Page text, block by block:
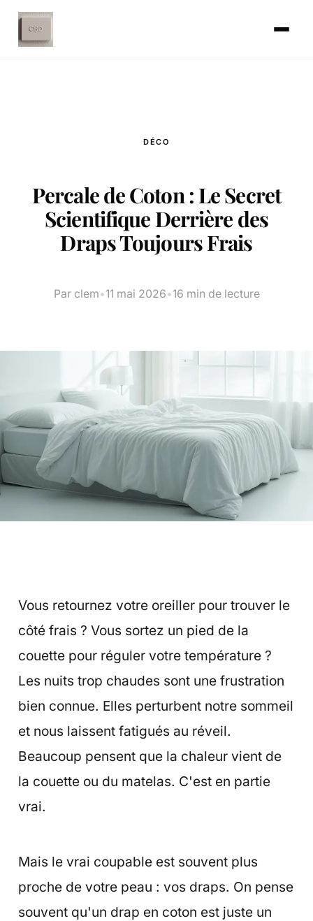
DÉCO
Percale de Coton : Le Secret
Scientifique Derrière des
Draps Toujours Frais
Par clem•11 mai 2026•16 min de lecture
Vous retournez votre oreiller pour trouver le
côté frais ? Vous sortez un pied de la
couette pour réguler votre température ?
Les nuits trop chaudes sont une frustration
bien connue. Elles perturbent notre sommeil
et nous laissent fatigués au réveil.
Beaucoup pensent que la chaleur vient de
la couette ou du matelas. C'est en partie
vrai.
Mais le vrai coupable est souvent plus
proche de votre peau : vos draps. On pense
souvent qu'un drap en coton est juste un